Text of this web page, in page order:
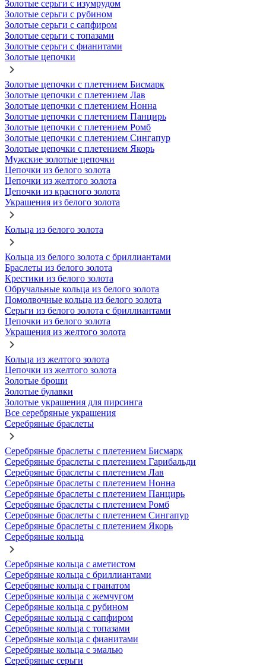
Золотые серьги с изумрудом
Золотые серьги с рубином
Золотые серьги с сапфиром
Золотые серьги с топазами
Золотые серьги с фианитами
Золотые цепочки
Золотые цепочки с плетением Бисмарк
Золотые цепочки с плетением Лав
Золотые цепочки с плетением Нонна
Золотые цепочки с плетением Панцирь
Золотые цепочки с плетением Ромб
Золотые цепочки с плетением Сингапур
Золотые цепочки с плетением Якорь
Мужские золотые цепочки
Цепочки из белого золота
Цепочки из желтого золота
Цепочки из красного золота
Украшения из белого золота
Кольца из белого золота
Кольца из белого золота с бриллиантами
Браслеты из белого золота
Крестики из белого золота
Обручальные кольца из белого золота
Помолвочные кольца из белого золота
Серьги из белого золота с бриллиантами
Цепочки из белого золота
Украшения из желтого золота
Кольца из желтого золота
Цепочки из желтого золота
Золотые броши
Золотые булавки
Золотые украшения для пирсинга
Все серебряные украшения
Серебряные браслеты
Серебряные браслеты с плетением Бисмарк
Серебряные браслеты с плетением Гарибальди
Серебряные браслеты с плетением Лав
Серебряные браслеты с плетением Нонна
Серебряные браслеты с плетением Панцирь
Серебряные браслеты с плетением Ромб
Серебряные браслеты с плетением Сингапур
Серебряные браслеты с плетением Якорь
Серебряные кольца
Серебряные кольца с аметистом
Серебряные кольца с бриллиантами
Серебряные кольца с гранатом
Серебряные кольца с жемчугом
Серебряные кольца с рубином
Серебряные кольца с сапфиром
Серебряные кольца с топазами
Серебряные кольца с фианитами
Серебряные кольца с эмалью
Серебряные серьги